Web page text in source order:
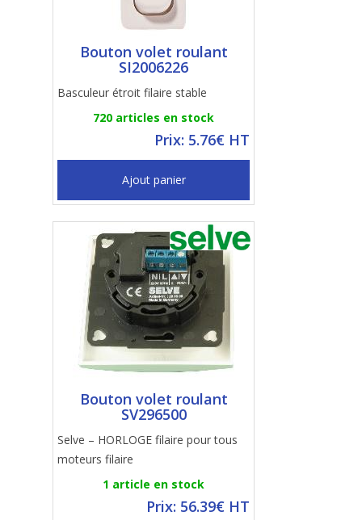
Bouton volet roulant
SI2006226
Basculeur étroit filaire stable
720 articles en stock
Prix: 5.76€ HT
Ajout panier
Bouton volet roulant
SV296500
Selve – HORLOGE filaire pour tous
moteurs filaire
1 article en stock
Prix: 56.39€ HT